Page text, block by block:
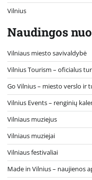
Vilnius
Naudingos
Vilniaus miesto savivaldybė
Vilnius Tourism – oficialus
Go Vilnius – miesto verslo ir
Vilnius Events – renginių
Vilniaus muziejus
Vilniaus muziejai
Vilniaus festivaliai
Made in Vilnius – naujienos